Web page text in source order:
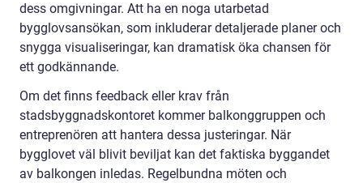
dess omgivningar. Att ha en noga utarbetad
bygglovsansökan, som inkluderar detaljerade planer och
snygga visualiseringar, kan dramatisk öka chansen för
ett godkännande.
Om det finns feedback eller krav från
stadsbyggnadskontoret kommer balkonggruppen och
entreprenören att hantera dessa justeringar. När
bygglovet väl blivit beviljat kan det faktiska byggandet
av balkongen inledas. Regelbundna möten och